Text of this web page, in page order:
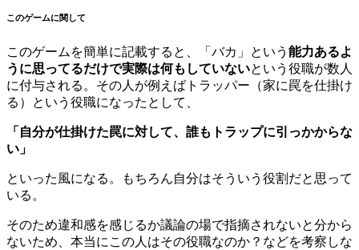
このゲームに関して
このゲームを簡単に記載すると、「バカ」という 能力あるよ
うに思ってるだけで実際は何もしていないという役職が数人
に付与される。その人が例えばトラッパー（家に罠を仕掛け
る）という役職になったとして、
「自分が仕掛けた罠に対して、誰もトラップに引っかからな
い」
といった風になる。もちろん自分はそういう役割だと思って
いる。
そのため違和感を感じるか議論の場で指摘されないと分から
ないため、本当にこの人はその役職なのか？などを考察しな